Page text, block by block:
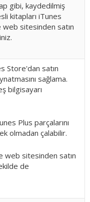
gibi, kaydedilmiş
kitapları iTunes
sitesinden satın
Store'dan satın
sağlama.
bilgisayarı
Plus parçalarını
olmadan çalabilir.
web sitesinden satın
de